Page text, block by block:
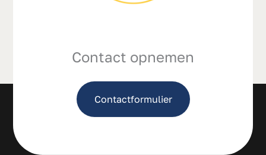
Contact opnemen
Contactformulier